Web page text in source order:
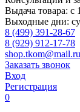
Выдача товара: с
Выходные дни:
8 (499) 391-28-67
8 (929) 912-17-78
shop.tkom@mail.ru
Заказать звонок
Вход
Регистрация
0